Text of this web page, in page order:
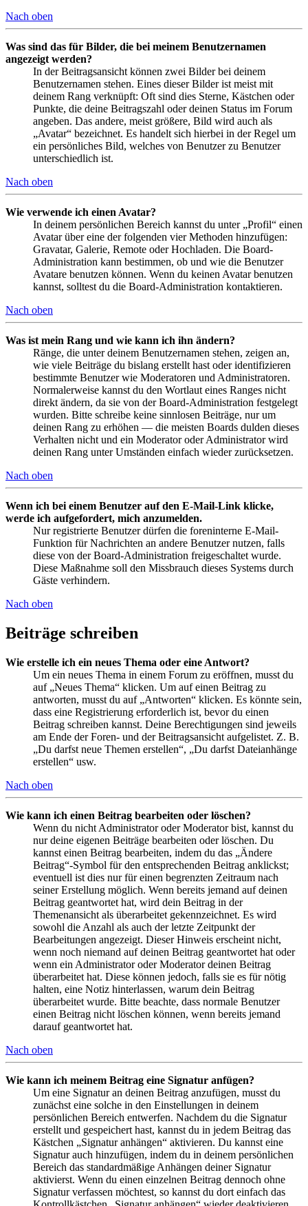
Nach oben
Was sind das für Bilder, die bei meinem Benutzernamen
angezeigt werden?
In der Beitragsansicht können zwei Bilder bei deinem
Benutzernamen stehen. Eines dieser Bilder ist meist mit
deinem Rang verknüpft: Oft sind dies Sterne, Kästchen oder
Punkte, die deine Beitragszahl oder deinen Status im Forum
angeben. Das andere, meist größere, Bild wird auch als
„Avatar“ bezeichnet. Es handelt sich hierbei in der Regel um
ein persönliches Bild, welches von Benutzer zu Benutzer
unterschiedlich ist.
Nach oben
Wie verwende ich einen Avatar?
In deinem persönlichen Bereich kannst du unter „Profil“ einen
Avatar über eine der folgenden vier Methoden hinzufügen:
Gravatar, Galerie, Remote oder Hochladen. Die Board-
Administration kann bestimmen, ob und wie die Benutzer
Avatare benutzen können. Wenn du keinen Avatar benutzen
kannst, solltest du die Board-Administration kontaktieren.
Nach oben
Was ist mein Rang und wie kann ich ihn ändern?
Ränge, die unter deinem Benutzernamen stehen, zeigen an,
wie viele Beiträge du bislang erstellt hast oder identifizieren
bestimmte Benutzer wie Moderatoren und Administratoren.
Normalerweise kannst du den Wortlaut eines Ranges nicht
direkt ändern, da sie von der Board-Administration festgelegt
wurden. Bitte schreibe keine sinnlosen Beiträge, nur um
deinen Rang zu erhöhen — die meisten Boards dulden dieses
Verhalten nicht und ein Moderator oder Administrator wird
deinen Rang unter Umständen einfach wieder zurücksetzen.
Nach oben
Wenn ich bei einem Benutzer auf den E-Mail-Link klicke,
werde ich aufgefordert, mich anzumelden.
Nur registrierte Benutzer dürfen die foreninterne E-Mail-
Funktion für Nachrichten an andere Benutzer nutzen, falls
diese von der Board-Administration freigeschaltet wurde.
Diese Maßnahme soll den Missbrauch dieses Systems durch
Gäste verhindern.
Nach oben
Beiträge schreiben
Wie erstelle ich ein neues Thema oder eine Antwort?
Um ein neues Thema in einem Forum zu eröffnen, musst du
auf „Neues Thema“ klicken. Um auf einen Beitrag zu
antworten, musst du auf „Antworten“ klicken. Es könnte sein,
dass eine Registrierung erforderlich ist, bevor du einen
Beitrag schreiben kannst. Deine Berechtigungen sind jeweils
am Ende der Foren- und der Beitragsansicht aufgelistet. Z. B.
„Du darfst neue Themen erstellen“, „Du darfst Dateianhänge
erstellen“ usw.
Nach oben
Wie kann ich einen Beitrag bearbeiten oder löschen?
Wenn du nicht Administrator oder Moderator bist, kannst du
nur deine eigenen Beiträge bearbeiten oder löschen. Du
kannst einen Beitrag bearbeiten, indem du das „Ändere
Beitrag“-Symbol für den entsprechenden Beitrag anklickst;
eventuell ist dies nur für einen begrenzten Zeitraum nach
seiner Erstellung möglich. Wenn bereits jemand auf deinen
Beitrag geantwortet hat, wird dein Beitrag in der
Themenansicht als überarbeitet gekennzeichnet. Es wird
sowohl die Anzahl als auch der letzte Zeitpunkt der
Bearbeitungen angezeigt. Dieser Hinweis erscheint nicht,
wenn noch niemand auf deinen Beitrag geantwortet hat oder
wenn ein Administrator oder Moderator deinen Beitrag
überarbeitet hat. Diese können jedoch, falls sie es für nötig
halten, eine Notiz hinterlassen, warum dein Beitrag
überarbeitet wurde. Bitte beachte, dass normale Benutzer
einen Beitrag nicht löschen können, wenn bereits jemand
darauf geantwortet hat.
Nach oben
Wie kann ich meinem Beitrag eine Signatur anfügen?
Um eine Signatur an deinen Beitrag anzufügen, musst du
zunächst eine solche in den Einstellungen in deinem
persönlichen Bereich entwerfen. Nachdem du die Signatur
erstellt und gespeichert hast, kannst du in jedem Beitrag das
Kästchen „Signatur anhängen“ aktivieren. Du kannst eine
Signatur auch hinzufügen, indem du in deinem persönlichen
Bereich das standardmäßige Anhängen deiner Signatur
aktivierst. Wenn du einen einzelnen Beitrag dennoch ohne
Signatur verfassen möchtest, so kannst du dort einfach das